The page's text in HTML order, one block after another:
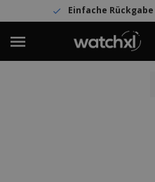
Einfache Rückgabe